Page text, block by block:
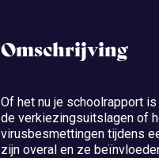
Omschrijving
Of het nu je schoolrapport
de verkiezingsuitslagen of
virusbesmettingen tijdens
zijn overal en ze